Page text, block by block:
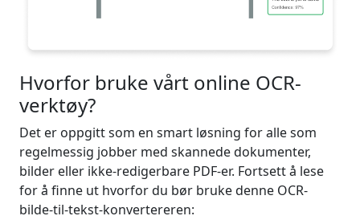
Hvorfor bruke vårt online OCR-
verktøy?
Det er oppgitt som en smart løsning for alle som
regelmessig jobber med skannede dokumenter,
bilder eller ikke-redigerbare PDF-er. Fortsett å lese
for å finne ut hvorfor du bør bruke denne OCR-
bilde-til-tekst-konvertereren: